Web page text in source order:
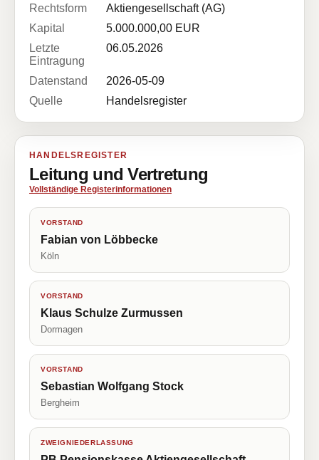
Rechtsform
Aktiengesellschaft (AG)
Kapital
5.000.000,00 EUR
Letzte
Eintragung
06.05.2026
Datenstand
2026-05-09
Quelle
Handelsregister
HANDELSREGISTER
Leitung und Vertretung
Vollständige Registerinformationen
VORSTAND
Fabian von Löbbecke
Köln
VORSTAND
Klaus Schulze Zurmussen
Dormagen
VORSTAND
Sebastian Wolfgang Stock
Bergheim
ZWEIGNIEDERLASSUNG